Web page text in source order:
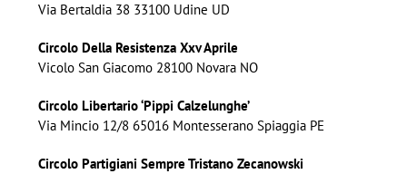
Via Bertaldia 38 33100 Udine UD
Circolo Della Resistenza Xxv Aprile
Vicolo San Giacomo 28100 Novara NO
Circolo Libertario ‘Pippi Calzelunghe’
Via Mincio 12/8 65016 Montesserano Spiaggia PE
Circolo Partigiani Sempre Tristano Zecanowski